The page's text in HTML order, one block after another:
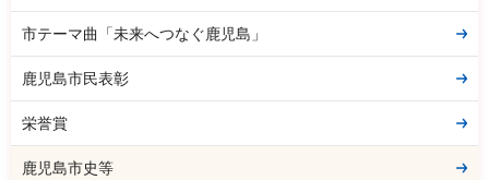
市テーマ曲「未来へつなぐ鹿児島」
鹿児島市民表彰
栄誉賞
鹿児島市史等